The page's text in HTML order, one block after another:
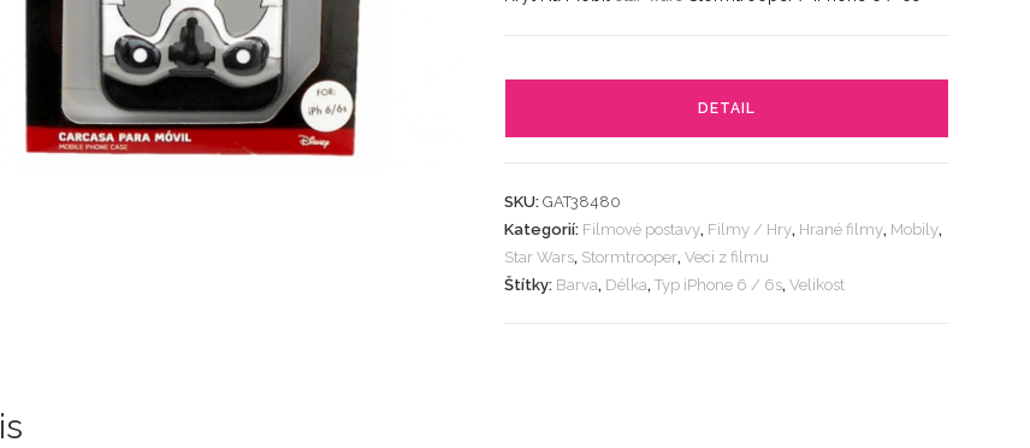
DETAIL
SKU:GAT38480
Kategorií: Filmové postavy, Filmy / Hry, Hrané filmy, Mobily,
Star Wars, Stormtrooper,Veci z filmu
Štítky: Barva, Délka,Typ iPhone 6 / 6s,Velikost